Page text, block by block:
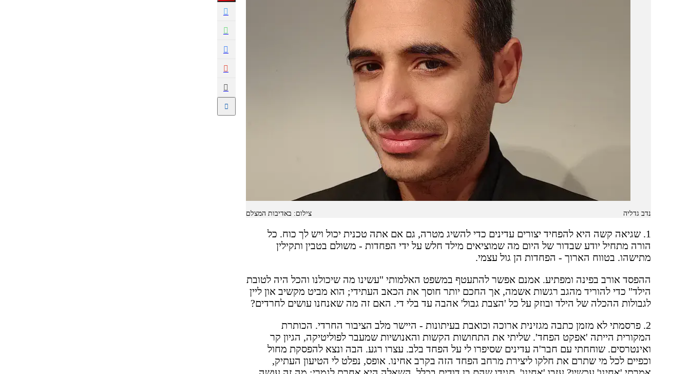
נדב גדליה צילום: באדיבות המצלם
1. שגיאה קשה היא להפחיד יצורים עדינים כדי להשיג מטרה, גם אם אתה טכנית יכול ויש לך כוח. כל
הורה מתחיל יודע שבדור של היום מה שמוציאים מילד חלש על ידי הפחדות - משולם בטבין ותקילין
מתישהו. בטווח הארוך - הפחדות הן גול עצמי.
ההפסד אורב בפינה ומפתיע. אמנם אפשר להתעטף במשפט האלמותי "עשינו מה שיכולנו והכל היה לטובת
הילד" כדי להוריד מהגב רגשות אשמה, אך החכם יותר חוסך את הכאב העתידי; הוא מביט מקשיב און ליין
לגבולות ההכלה של הילד ובוזק על כל 'הצבת גבול' אהבה עד בלי די. האם זה מה שאנחנו עושים לחרדים?
2. פרסמתי לא מזמן כתבה מגזינית ארוכה וכואבת בעיתונות - היישר מלב הציבור החרדי. הכותרת
המקורית הייתה 'אפקט הפחד'. שליתי את התחושות הקשות והאנושיות שמעבר לפוליטיקה, הגיון קר
ואינטרסים. שוחחתי עם חבר'ה עדינים שסיפרו לי על הפחד בלב. עצרו רגע. הבה ונצא להפסקת מחול
וכפיים לכל מי שתרם את חלקו ליצירת מרחב הפחד הזה בקרב אחינו. אופס, נפלט לי הטיעון העתיק,